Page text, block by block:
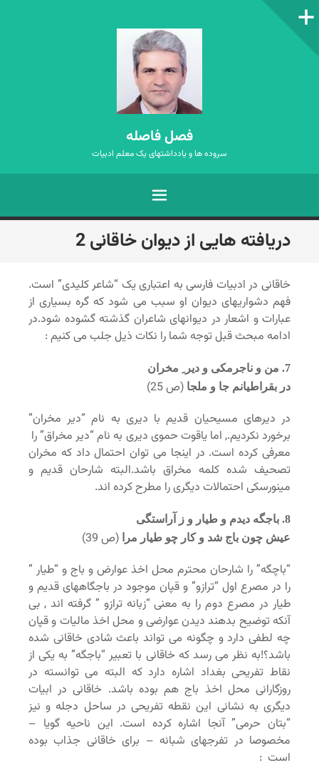
ستون‌کناری
فصل فاصله
سروده ها و یادداشتهای یک معلم ادبیات
فهرست
رفتن
به
دریافته هایی از دیوان خاقانی 2
خاقانی در ادبیات فارسی به اعتباری یک “شاعر کلیدی” است.
فهم دشواریهای دیوان او سبب می شود که گره بسیاری از
عبارات و اشعار در دیوانهای شاعران گذشته گشوده شود.در
ادامه مبحث قبل توجه شما را نکات ذیل جلب می کنیم :
7. من و ناجرمکی و دیر ِ مخران
در بقراطیانم جا و ملجا (ص 25)
در دیرهای مسیحیان قدیم با دیری به نام “دیر مخران”
برخورد نکردیم., اما یاقوت حموی دیری به نام “دیر مخراق” را
معرفی کرده است. در اینجا می توان احتمال داد که مخران
تصحیف شده کلمه مخراق باشد.البته شارحان قدیم و
مینورسکی احتمالات دیگری را مطرح کرده اند.
8. باجگه دیدم و طیار و ز آراستگی
عیش چون باج شد و کار چو طیار مرا
(ص 39)
“باچگه” را شارحان محترم محل اخذ عوارض و باج و “طیار ”
را در مصرع اول “ترازو” و قپان موجود در باجگاههای قدیم و
طیار در مصرع دوم را به معنی “زبانه ترازو ” گرفته اند , بی
آنکه توضیح بدهند دیدن عوارضی و محل اخذ مالیات و قپان
چه لطفی دارد و چگونه می تواند باعث شادی خاقانی شده
باشد؟!به نظر می رسد که خاقانی با تعبیر “باجگه” به یکی از
نقاط تفریحی بغداد اشاره دارد که البته می توانسته در
روزگارانی محل اخذ باج هم بوده باشد. خاقانی در ابیات
دیگری به نشانی این نقطه تفریحی در ساحل دجله و نیز
“بتان حرمی” آنجا اشاره کرده است. این ناحیه گویا –
مخصوصا در تفرجهای شبانه – برای خاقانی جذاب بوده
است :